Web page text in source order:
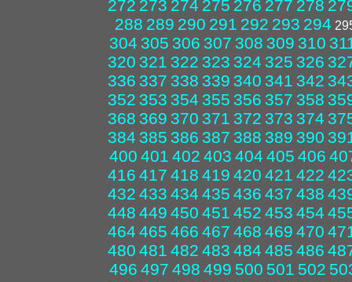
272 273 274 275 276 277 278
288 289 290 291 292 293 294
304 305 306 307 308 309 310
320 321 322 323 324 325 326
336 337 338 339 340 341 342
352 353 354 355 356 357 358
368 369 370 371 372 373 374
384 385 386 387 388 389 390
400 401 402 403 404 405 406
416 417 418 419 420 421 422
432 433 434 435 436 437 438
448 449 450 451 452 453 454
464 465 466 467 468 469 470
480 481 482 483 484 485 486
496 497 498 499 500 501 502